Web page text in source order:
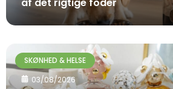
SKØNHED & HELSE
03/08/2026